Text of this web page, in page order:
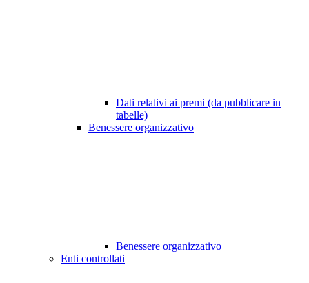
Dati relativi ai premi (da pubblicare in
tabelle)
Benessere organizzativo
Benessere organizzativo
Enti controllati